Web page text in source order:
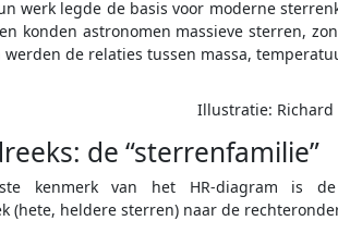
werk legde de basis voor moderne
konden astronomen massieve sterren,
werden de relaties tussen massa,
Illustratie: Richard
de “sterrenfamilie”
kenmerk van het HR-diagram is
(hete, heldere sterren) naar de